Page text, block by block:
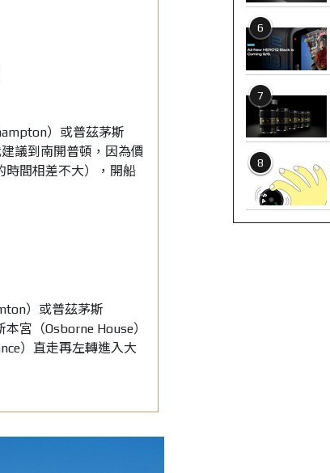
）或普茲茅斯
議到南開普頓，因為價
時間相差不大），開船
）或普茲茅斯
宮（Osborne House）
）直走再左轉進入大
6
7
8